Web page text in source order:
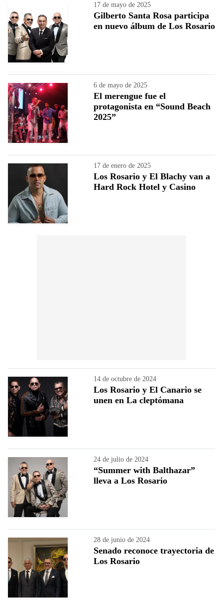
17 de mayo de 2025
Gilberto Santa Rosa participa
en nuevo álbum de Los Rosario
6 de mayo de 2025
El merengue fue el
protagonista en “Sound Beach
2025”
17 de enero de 2025
Los Rosario y El Blachy van a
Hard Rock Hotel y Casino
14 de octubre de 2024
Los Rosario y El Canario se
unen en La cleptómana
24 de julio de 2024
“Summer with Balthazar”
lleva a Los Rosario
28 de junio de 2024
Senado reconoce trayectoria de
Los Rosario